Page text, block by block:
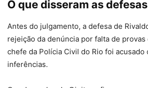
O que disseram as defesas
Antes do julgamento, a defesa de
rejeição da denúncia por falta de
chefe da Polícia Civil do Rio foi acusado
inferências.